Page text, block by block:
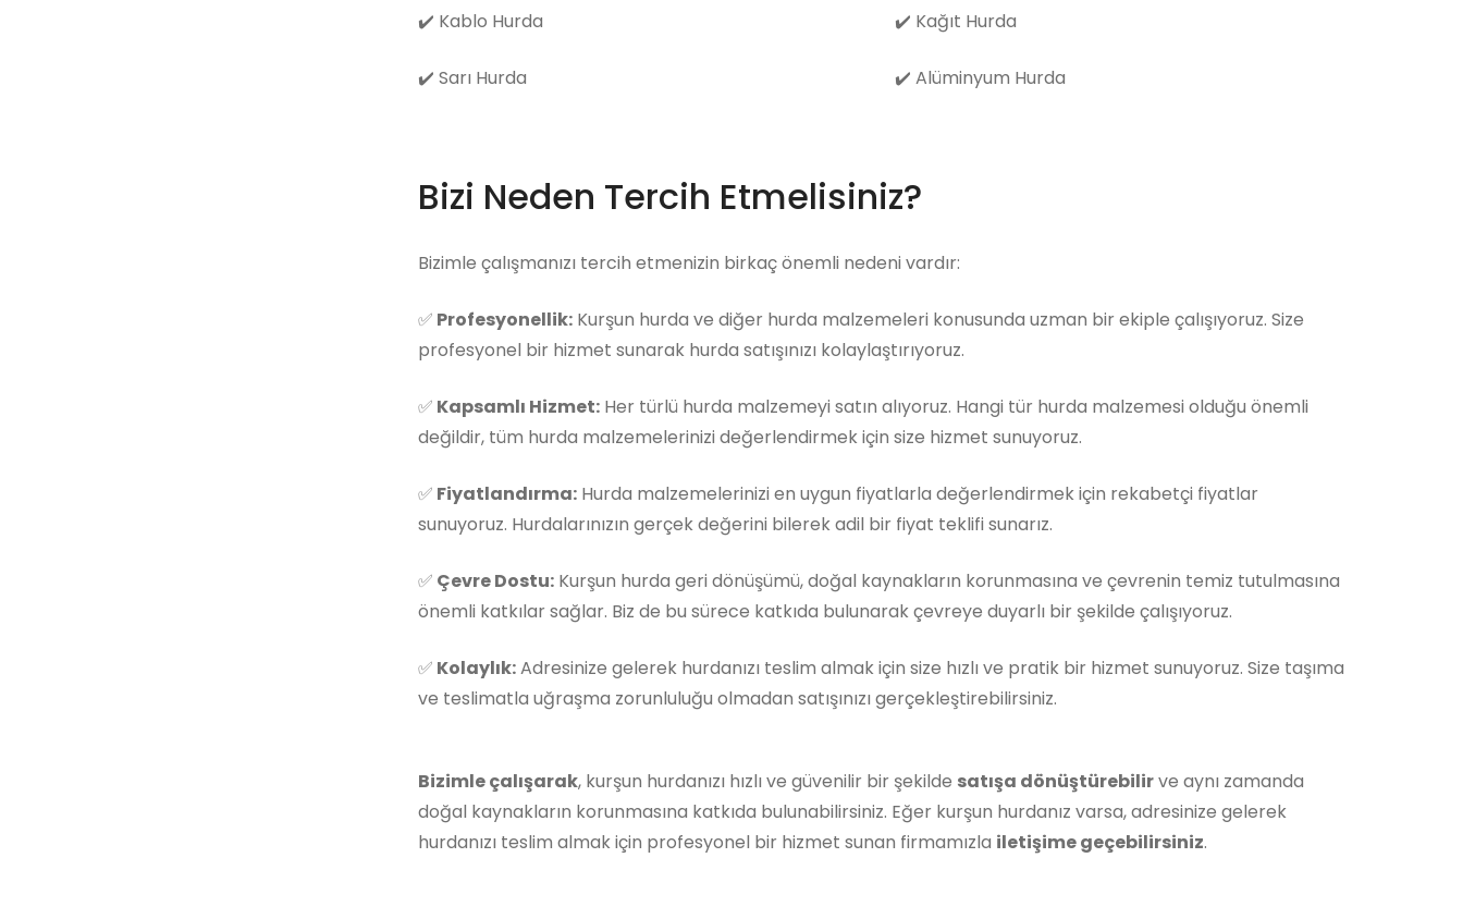
✔️ Kablo Hurda
✔️ Sarı Hurda
✔️ Kağıt Hurda
✔️ Alüminyum Hurda
Bizi Neden Tercih Etmelisiniz?
Bizimle çalışmanızı tercih etmenizin birkaç önemli nedeni vardır:
✅ Profesyonellik: Kurşun hurda ve diğer hurda malzemeleri konusunda uzman bir ekiple çalışıyoruz. Size
profesyonel bir hizmet sunarak hurda satışınızı kolaylaştırıyoruz.
✅ Kapsamlı Hizmet: Her türlü hurda malzemeyi satın alıyoruz. Hangi tür hurda malzemesi olduğu önemli
değildir, tüm hurda malzemelerinizi değerlendirmek için size hizmet sunuyoruz.
✅ Fiyatlandırma: Hurda malzemelerinizi en uygun fiyatlarla değerlendirmek için rekabetçi fiyatlar
sunuyoruz. Hurdalarınızın gerçek değerini bilerek adil bir fiyat teklifi sunarız.
✅ Çevre Dostu: Kurşun hurda geri dönüşümü, doğal kaynakların korunmasına ve çevrenin temiz tutulmasına
önemli katkılar sağlar. Biz de bu sürece katkıda bulunarak çevreye duyarlı bir şekilde çalışıyoruz.
✅ Kolaylık:Adresinize gelerek hurdanızı teslim almak için size hızlı ve pratik bir hizmet sunuyoruz. Size taşıma
ve teslimatla uğraşma zorunluluğu olmadan satışınızı gerçekleştirebilirsiniz.
Bizimle çalışarak, kurşun hurdanızı hızlı ve güvenilir bir şekilde satışa dönüştürebilirve aynı zamanda
doğal kaynakların korunmasına katkıda bulunabilirsiniz. Eğer kurşun hurdanız varsa, adresinize gelerek
hurdanızı teslim almak için profesyonel bir hizmet sunan firmamızla iletişime geçebilirsiniz.